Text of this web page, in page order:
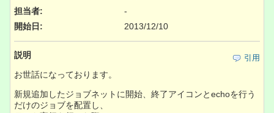
担当者:
-
開始日:
2013/12/10
引用
説明
お世話になっております。
新規追加したジョブネットに開始、終了アイコンとechoを行う
だけのジョブを配置し、